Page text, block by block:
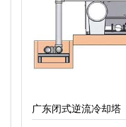
广东闭式逆流冷却塔